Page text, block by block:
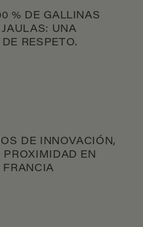
% DE GALLINAS
JAULAS: UNA
RESPETO.
DE INNOVACIÓN,
PROXIMIDAD EN
FRANCIA